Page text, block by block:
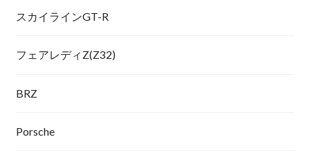
スカイラインGT-R
フェアレディZ(Z32)
BRZ
Porsche